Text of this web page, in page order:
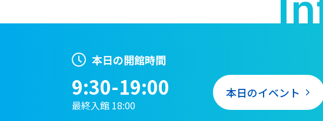
本日の開館時間
9:30-19:00
最終入館 18:00
本日のイベント